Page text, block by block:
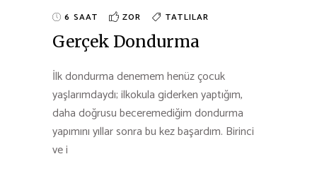
6 SAAT ZOR TATLILAR
Gerçek Dondurma
İlk dondurma denemem henüz çocuk
yaşlarımdaydı; ilkokula giderken yaptığım,
daha doğrusu beceremediğim dondurma
yapımını yıllar sonra bu kez başardım. Birinci
ve i